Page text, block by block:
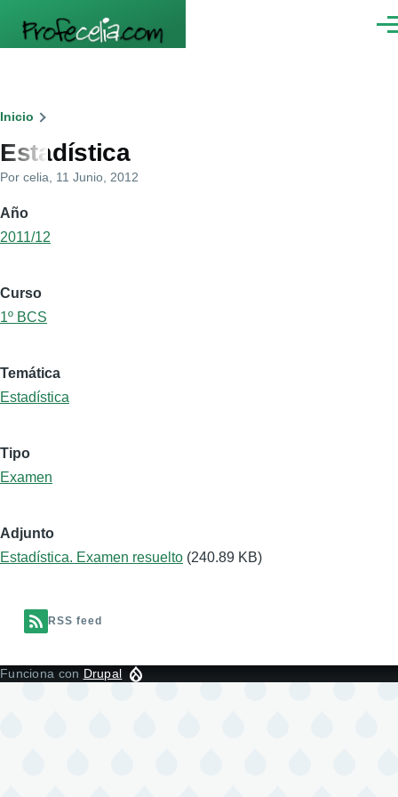
Ruta
de
navegación
Inicio
Estadística
Por celia , 11 Junio, 2012
Año
2011/12
Curso
1º BCS
Temática
Estadística
Tipo
Examen
Adjunto
Estadística. Examen resuelto (240.89 KB)
RSS feed
Funciona con Drupal